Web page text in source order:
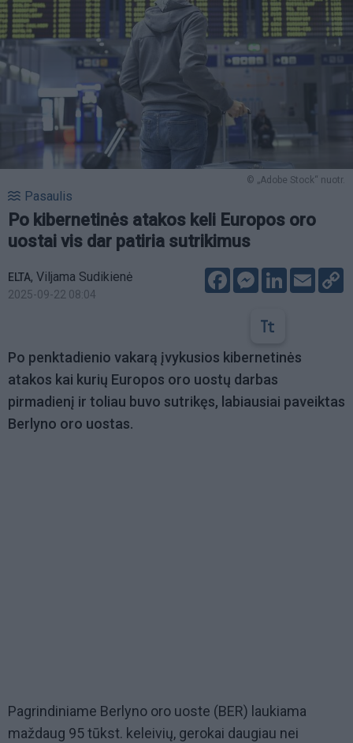
© „Adobe Stock“ nuotr.
Pasaulis
Po kibernetinės atakos keli Europos oro
uostai vis dar patiria sutrikimus
ELTA, Viljama Sudikienė
2025-09-22 08:04
FacebookMessenger
LinkedIn
Email
Po penktadienio vakarą įvykusios kibernetinės
atakos kai kurių Europos oro uostų darbas
pirmadienį ir toliau buvo sutrikęs, labiausiai paveiktas
Berlyno oro uostas.
Pagrindiniame Berlyno oro uoste (BER) laukiama
maždaug 95 tūkst. keleivių, gerokai daugiau nei